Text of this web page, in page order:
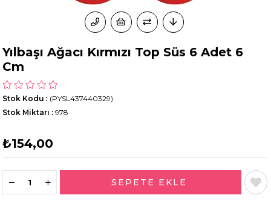
Yılbaşı Ağacı Kırmızı Top Süs 6 Adet 6
Cm
(PYSL437440329)
Stok Kodu
Stok Miktarı : 978
₺154,00